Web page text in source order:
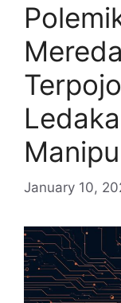
January 10,